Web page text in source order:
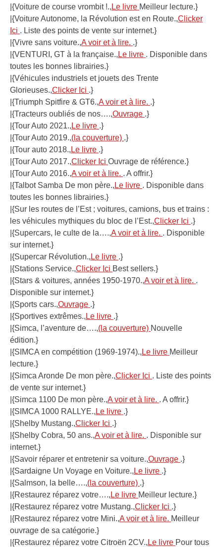
|{Voiture de course vrombit !.,Le livre Meilleur lecture.}
|{Voiture Autonome, la Révolution est en Route.,Clicker
Ici . Liste des points de vente sur internet.}
|{Vivre sans voiture.,A voir et à lire. .}
|{VENTURI, GT à la française.,Le livre . Disponible dans
toutes les bonnes librairies.}
|{Véhicules industriels et jouets des Trente
Glorieuses.,Clicker Ici .}
|{Triumph Spitfire & GT6.,A voir et à lire. .}
|{Tracteurs oubliés de nos….,Ouvrage .}
|{Tour Auto 2021.,Le livre .}
|{Tour Auto 2019.,(la couverture) .}
|{Tour auto 2018.,Le livre .}
|{Tour Auto 2017.,Clicker Ici Ouvrage de référence.}
|{Tour Auto 2016.,A voir et à lire. . A offrir.}
|{Talbot Samba De mon père.,Le livre . Disponible dans
toutes les bonnes librairies.}
|{Sur les routes de l’Est ; voitures, camions, bus et trains :
les véhicules mythiques du bloc de l’Est.,Clicker Ici .}
|{Supercars, le culte de la….,A voir et à lire. . Disponible
sur internet.}
|{Supercar Révolution.,Le livre .}
|{Stations Service.,Clicker Ici Best sellers.}
|{Stars & voitures, années 1950-1970.,A voir et à lire. .
Disponible sur internet.}
|{Sports cars.,Ouvrage .}
|{Sportives extrêmes.,Le livre .}
|{Simca, l’aventure de….,(la couverture) Nouvelle
édition.}
|{SIMCA en compétition (1969-1974).,Le livre Meilleur
lecture.}
|{Simca Aronde De mon père.,Clicker Ici . Liste des points
de vente sur internet.}
|{Simca 1100 De mon père.,A voir et à lire. . A offrir.}
|{SIMCA 1000 RALLYE.,Le livre .}
|{Shelby Mustang.,Clicker Ici .}
|{Shelby Cobra, 50 ans.,A voir et à lire. . Disponible sur
internet.}
|{Savoir réparer et entretenir sa voiture.,Ouvrage .}
|{Sardaigne Un Voyage en Voiture.,Le livre .}
|{Salmson, la belle….,(la couverture) .}
|{Restaurez réparez votre….,Le livre Meilleur lecture.}
|{Restaurez réparez votre Mustang.,Clicker Ici .}
|{Restaurez réparez votre Mini.,A voir et à lire. Meilleur
ouvrage de sa catégorie.}
|{Restaurez réparez votre Citroën 2CV.,Le livre Pour tous